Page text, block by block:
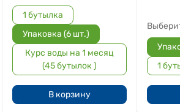
1 бутылка
Упаковка (6 шт.)
Курс воды на 1 месяц
(45 бутылок )
В корзину
1